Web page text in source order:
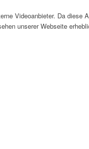
Videoanbieter. Da
unserer Webseite